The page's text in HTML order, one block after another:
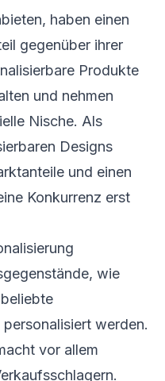
haben einen
gegenüber ihrer
Produkte
und nehmen
Nische. Als
Designs
und einen
Konkurrenz erst
wie
werden.
vor allem